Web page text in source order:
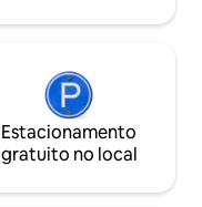
Estacionamento
gratuito no local